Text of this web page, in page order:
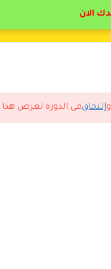
وإلتحاقفي الدورة لعرض هذا